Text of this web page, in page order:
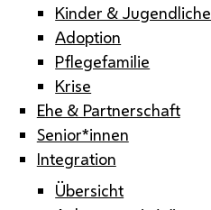
Kinder & Jugendliche
Adoption
Pflegefamilie
Krise
Ehe & Partnerschaft
Senior*innen
Integration
Übersicht